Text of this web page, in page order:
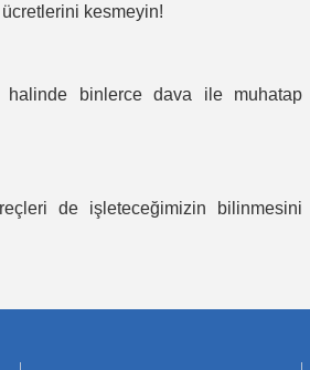
kesmeyin!
halinde binlerce dava ile muhatap
de işleteceğimizin bilinmesini